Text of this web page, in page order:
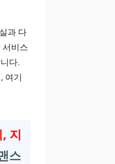
과 다
서비스
다.
여기
지
스